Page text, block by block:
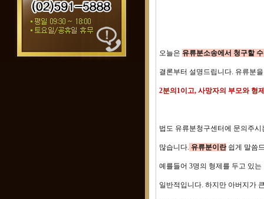
오늘은 유류분소송에서 청구할
결론부터 설명드립니다. 유류분
2분의1이고, 사망자의 부모와 형
법도 유류분청구센터에 문의주
많습니다. 유류분이란쉽게 말씀
예를들어 3명의 형제를 두고 있
일반적입니다. 하지만 아버지가